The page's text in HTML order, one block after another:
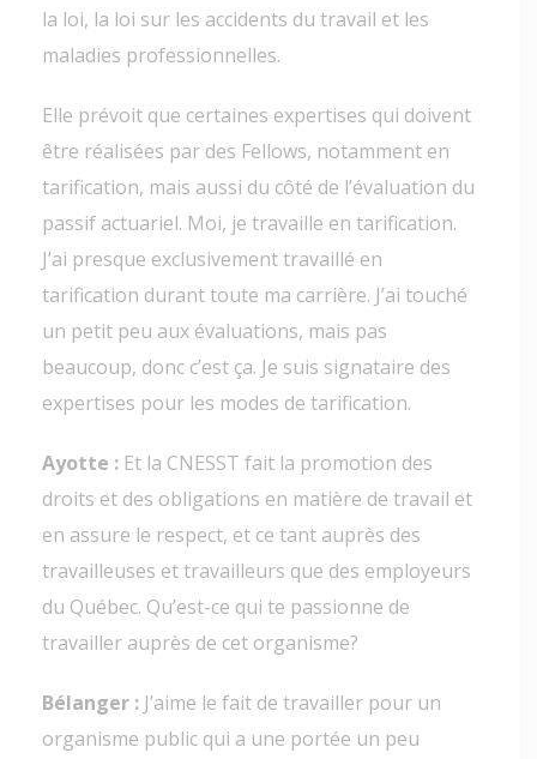
la loi, la loi sur les accidents du travail et les
maladies professionnelles.
Elle prévoit que certaines expertises qui doivent
être réalisées par des Fellows, notamment en
tarification, mais aussi du côté de l’évaluation du
passif actuariel. Moi, je travaille en tarification.
J’ai presque exclusivement travaillé en
tarification durant toute ma carrière. J’ai touché
un petit peu aux évaluations, mais pas
beaucoup, donc c’est ça. Je suis signataire des
expertises pour les modes de tarification.
Ayotte : Et la CNESST fait la promotion des
droits et des obligations en matière de travail et
en assure le respect, et ce tant auprès des
travailleuses et travailleurs que des employeurs
du Québec. Qu’est-ce qui te passionne de
travailler auprès de cet organisme?
Bélanger : J’aime le fait de travailler pour un
organisme public qui a une portée un peu